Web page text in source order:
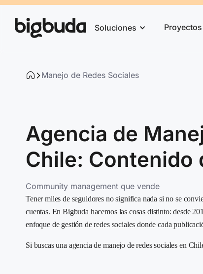
Soluciones Proyectos
Manejo de Redes Sociales
Agencia de
Chile: Contenido
Community management que vende
Tener miles de seguidores no significa nada si no se
cuentas. En Bigbuda hacemos las cosas distinto: desde
enfoque de gestión de redes sociales donde cada
Si buscas una agencia de manejo de redes sociales en